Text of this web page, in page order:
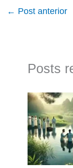
← Post anterior
Posts